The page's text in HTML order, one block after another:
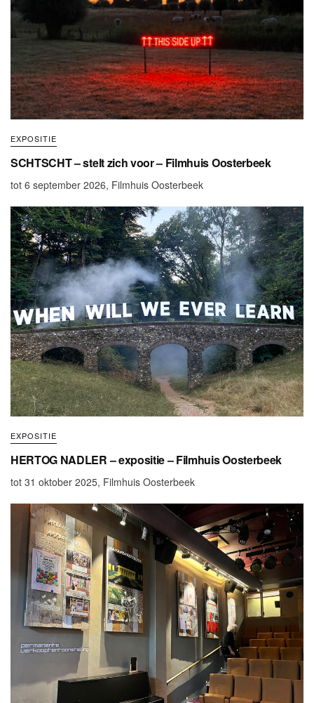
EXPOSITIE
SCHTSCHT – stelt zich voor – Filmhuis Oosterbeek
tot 6 september 2026, Filmhuis Oosterbeek
EXPOSITIE
HERTOG NADLER – expositie – Filmhuis Oosterbeek
tot 31 oktober 2025, Filmhuis Oosterbeek